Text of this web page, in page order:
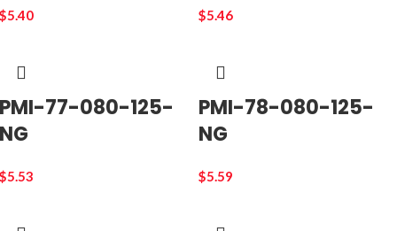
$5.40 $5.46
PMI-77-080-125-
NG
$5.53
PMI-78-080-125-
NG
$5.59